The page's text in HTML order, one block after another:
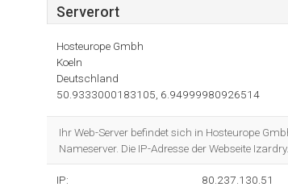
Serverort
Hosteurope Gmbh
Koeln
Deutschland
50.9333000183105, 6.94999980926514
Ihr Web-Server befindet sich in Hosteurope
Nameserver. Die IP-Adresse der Webseite
IP: 80.237.130.51